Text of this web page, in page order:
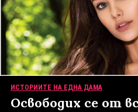
ИСТОРИИТЕ НА ЕДНА ДАМА
Освободих се от